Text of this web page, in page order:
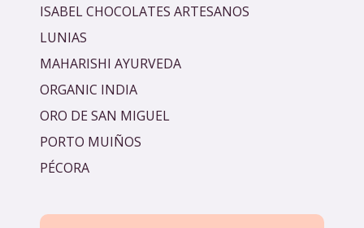
ISABEL CHOCOLATES ARTESANOS
LUNIAS
MAHARISHI AYURVEDA
ORGANIC INDIA
ORO DE SAN MIGUEL
PORTO MUIÑOS
PÉCORA